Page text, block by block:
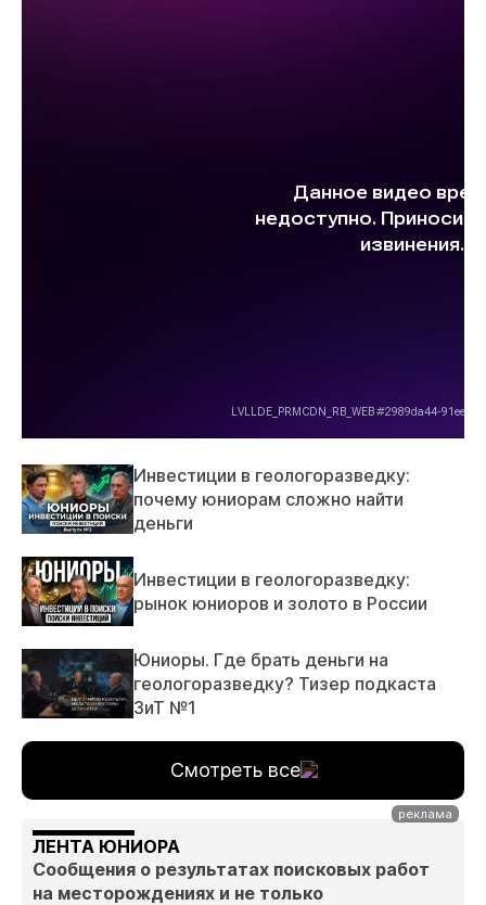
Инвестиции в геологоразведку:
почему юниорам сложно найти
деньги
Инвестиции в геологоразведку:
рынок юниоров и золото в России
Юниоры. Где брать деньги на
геологоразведку? Тизер подкаста
ЗиТ №1
Смотреть все
ЛЕНТА ЮНИОРА
Сообщения о результатах поисковых работ
на месторождениях и не только